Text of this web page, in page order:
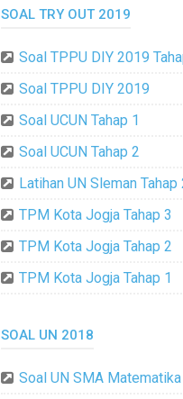
SOAL TRY OUT 2019
Soal TPPU DIY 2019
Soal TPPU DIY 2019
Soal UCUN Tahap 1
Soal UCUN Tahap 2
Latihan UN Sleman Tahap
TPM Kota Jogja Tahap 3
TPM Kota Jogja Tahap 2
TPM Kota Jogja Tahap 1
SOAL UN 2018
Soal UN SMA Matematika